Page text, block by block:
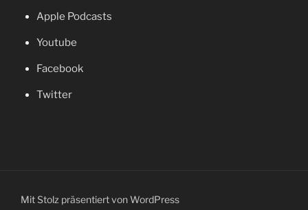
Apple Podcasts
Youtube
Facebook
Twitter
Mit Stolz präsentiert von WordPress